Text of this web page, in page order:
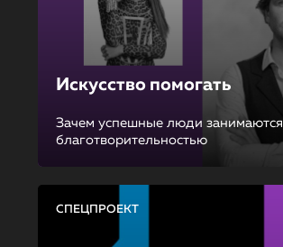
Искусство помогать
Зачем успешные люди занимаются
благотворительностью
СПЕЦПРОЕКТ